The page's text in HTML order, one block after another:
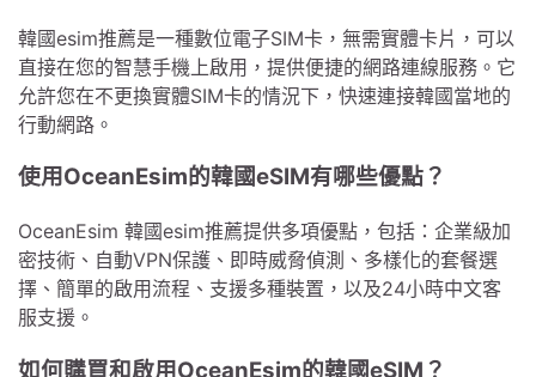
韓國esim推薦是一種數位電子SIM卡，無需實體卡片，可以
直接在您的智慧手機上啟用，提供便捷的網路連線服務。它
允許您在不更換實體SIM卡的情況下，快速連接韓國當地的
行動網路。
使用OceanEsim的韓國eSIM有哪些優點？
OceanEsim 韓國esim推薦提供多項優點，包括：企業級加
密技術、自動VPN保護、即時威脅偵測、多樣化的套餐選
擇、簡單的啟用流程、支援多種裝置，以及24小時中文客
服支援。
如何購買和啟用OceanEsim的韓國eSIM？